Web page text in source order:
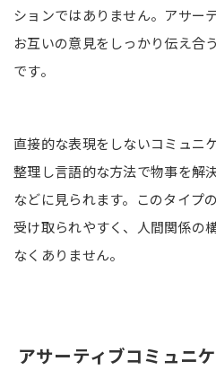
ションではありません。アサー
お互いの意見をしっかり伝え合
です。
直接的な表現をしないコミュニ
整理し言語的な方法で物事を解
などに見られます。このタイプ
受け取られやすく、人間関係の
なくありません。
アサーティブコミュニ